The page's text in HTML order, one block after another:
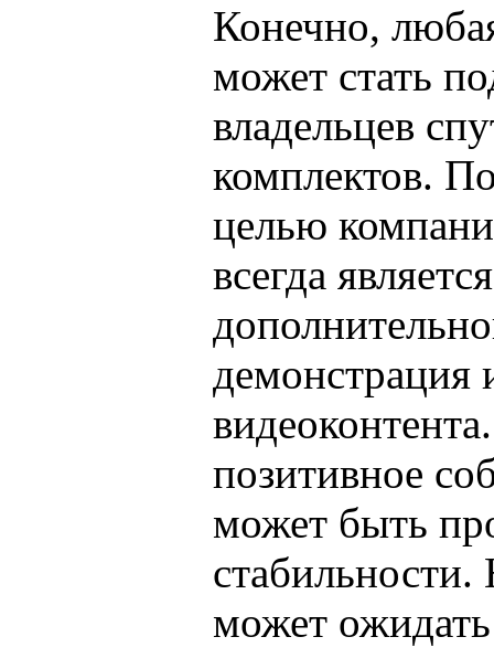
Конечно,
может стать
владельцев
комплектов.
целью
всегда
демонстрация
позитивное
может быть
может